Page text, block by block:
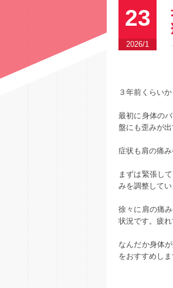
23
2026/1
３年前くらい
最初に身体の
盤にも歪みが出
症状も肩の痛
まずは緊張し
みを調整してい
徐々に肩の痛
状況です。疲
なんだか身体
をおすすめしま